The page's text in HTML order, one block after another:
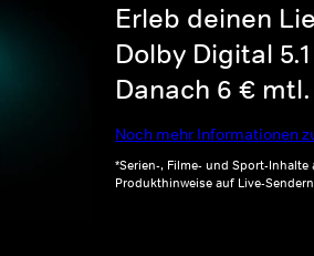
Erleb deinen
Dolby Digital
Danach 6 €
Noch mehr Informationen
*Serien-, Filme- und Sport-
Produkthinweise auf Live-